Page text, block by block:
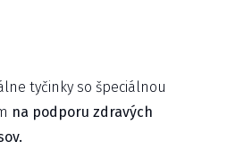
tyčinky so špeciálnou
na podporu zdravých